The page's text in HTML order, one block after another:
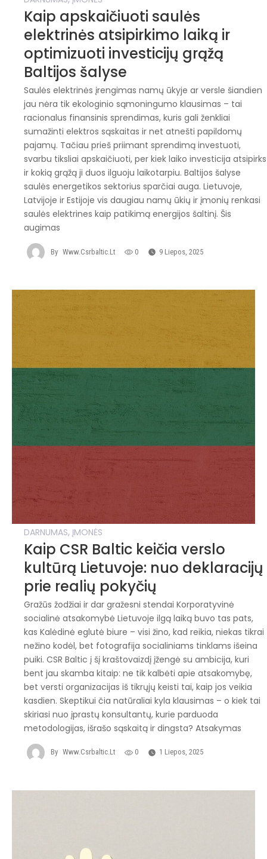
Kaip apskaičiuoti saulės
elektrinės atsipirkimo laiką ir
optimizuoti investicijų grąžą
Baltijos šalyse
Saulės elektrinės įrengimas namų ūkyje ar versle šiandien
jau nėra tik ekologinio sąmoningumo klausimas – tai
racionalus finansinis sprendimas, kuris gali ženkliai
sumažinti elektros sąskaitas ir net atnešti papildomų
pajamų. Tačiau prieš priimant sprendimą investuoti,
svarbu tiksliai apskaičiuoti, per kiek laiko investicija atsipirks
ir kokią grąžą ji duos ilguoju laikotarpiu. Baltijos šalyse
saulės energetikos sektorius sparčiai auga. Lietuvoje,
Latvijoje ir Estijoje vis daugiau namų ūkių ir įmonių renkasi
saulės elektrines kaip patikimą energijos šaltinį. Šis
augimas
By Www.csrbaltic.lt 0 9 Liepos, 2025
DARNUMAS,ĮMONĖS
Kaip CSR Baltic keičia verslo
kultūrą Lietuvoje: nuo deklaracijų
prie realių pokyčių
Gražūs žodžiai ir dar gražesni stendai Korporatyvinė
socialinė atsakomybė Lietuvoje ilgą laiką buvo tas pats,
kas Kalėdinė eglutė biure – visi žino, kad reikia, niekas tikrai
nežino kodėl, bet fotografija socialiniams tinklams išeina
puiki. CSR Baltic į šį kraštovaizdį įžengė su ambicija, kuri
bent jau skamba kitaip: ne tik kalbėti apie atsakomybę,
bet versti organizacijas iš tikrųjų keisti tai, kaip jos veikia
kasdien. Skeptikui čia natūraliai kyla klausimas – o kiek tai
skiriasi nuo įprastų konsultantų, kurie parduoda
metodologijas, išrašo sąskaitą ir dingsta? Atsakymas
By Www.csrbaltic.lt 0 1 Liepos, 2025